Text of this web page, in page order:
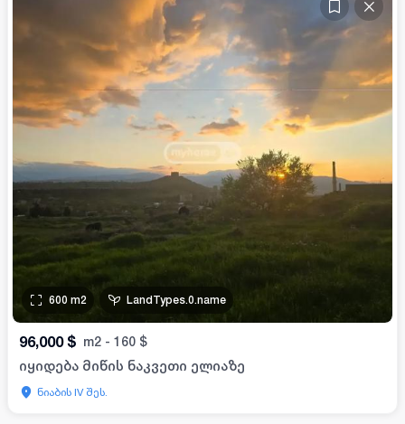
600 m2 LandTypes.0.name
96,000 $ m2 - 160 $
იყიდება მიწის ნაკვეთი ელიაზე
ნიაბის IV შეს.